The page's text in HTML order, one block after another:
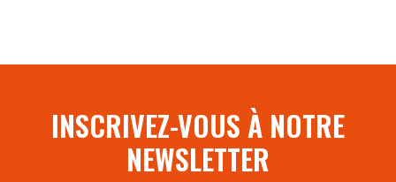
INSCRIVEZ-VOUS À NOTRE
NEWSLETTER